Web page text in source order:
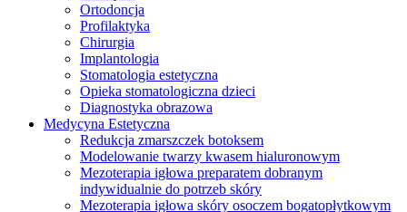
Ortodoncja
Profilaktyka
Chirurgia
Implantologia
Stomatologia estetyczna
Opieka stomatologiczna dzieci
Diagnostyka obrazowa
Medycyna Estetyczna
Redukcja zmarszczek botoksem
Modelowanie twarzy kwasem hialuronowym
Mezoterapia igłowa preparatem dobranym
indywidualnie do potrzeb skóry
Mezoterapia igłowa skóry osoczem bogatopłytkowym